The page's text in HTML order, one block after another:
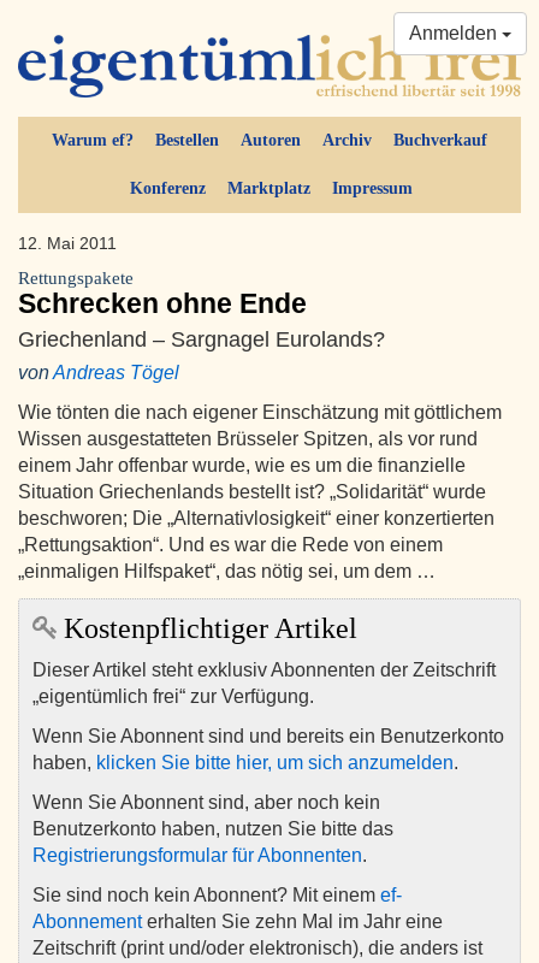
Warum ef? Bestellen Autoren Archiv Buchverkauf
Konferenz Marktplatz Impressum
Anmelden
12. Mai 2011
Rettungspakete
Schrecken ohne Ende
Griechenland – Sargnagel Eurolands?
vonAndreas Tögel
Wie tönten die nach eigener Einschätzung mit göttlichem
Wissen ausgestatteten Brüsseler Spitzen, als vor rund
einem Jahr offenbar wurde, wie es um die finanzielle
Situation Griechenlands bestellt ist? „Solidarität“ wurde
beschworen; Die „Alternativlosigkeit“ einer konzertierten
„Rettungsaktion“. Und es war die Rede von einem
„einmaligen Hilfspaket“, das nötig sei, um dem …
Kostenpflichtiger Artikel
Dieser Artikel steht exklusiv Abonnenten der Zeitschrift
„eigentümlich frei“ zur Verfügung.
Wenn Sie Abonnent sind und bereits ein Benutzerkonto
haben, klicken Sie bitte hier, um sich anzumelden.
Wenn Sie Abonnent sind, aber noch kein
Benutzerkonto haben, nutzen Sie bitte das
Registrierungsformular für Abonnenten.
Sie sind noch kein Abonnent? Mit einem ef-
Abonnementerhalten Sie zehn Mal im Jahr eine
Zeitschrift (print und/oder elektronisch), die anders ist